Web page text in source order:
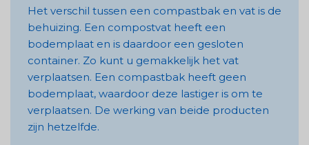
Het verschil tussen een compastbak en vat is de
behuizing. Een compostvat heeft een
bodemplaat en is daardoor een gesloten
container. Zo kunt u gemakkelijk het vat
verplaatsen. Een compastbak heeft geen
bodemplaat, waardoor deze lastiger is om te
verplaatsen. De werking van beide producten
zijn hetzelfde.